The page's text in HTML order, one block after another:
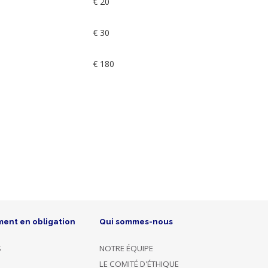
€ 30
€ 180
en obligation Qui sommes-nous
NOTRE ÉQUIPE
LE COMITÉ D'ÉTHIQUE